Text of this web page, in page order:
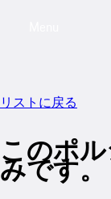
リストに戻る
このポ
みです。